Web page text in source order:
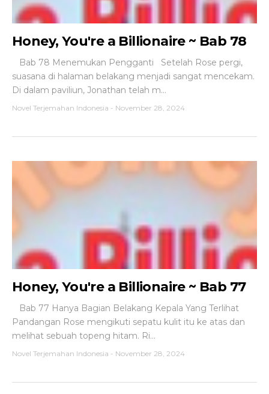
Honey, You're a Billionaire ~ Bab 78
Bab 78 Menemukan Pengganti Setelah Rose pergi,
suasana di halaman belakang menjadi sangat mencekam.
Di dalam paviliun, Jonathan telah m...
Novel Terjemahan Indonesia - November 28, 2024
Honey, You're a Billionaire ~ Bab 77
Bab 77 Hanya Bagian Belakang Kepala Yang Terlihat
Pandangan Rose mengikuti sepatu kulit itu ke atas dan
melihat sebuah topeng hitam. Ri...
Novel Terjemahan Indonesia - November 28, 2024